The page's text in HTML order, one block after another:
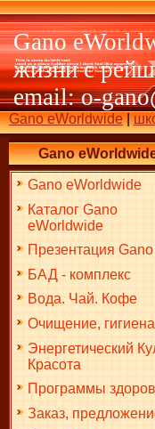
Gano
жизни с
email: o-
Gano eWorldwide|
Gano
Gano eWorldwide
Каталог Gano
eWorldwide
Презентация Gano
БАД - комплекс
Вода. Чай. Кофе
Очищение, гигиена
Энергетический
Красота
Программы
Заказ,